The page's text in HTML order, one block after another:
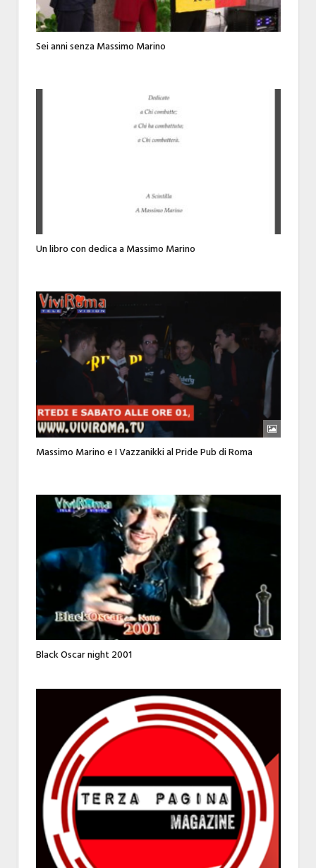
Sei anni senza Massimo Marino
Un libro con dedica a Massimo Marino
Massimo Marino e I Vazzanikki al Pride Pub di Roma
Black Oscar night 2001